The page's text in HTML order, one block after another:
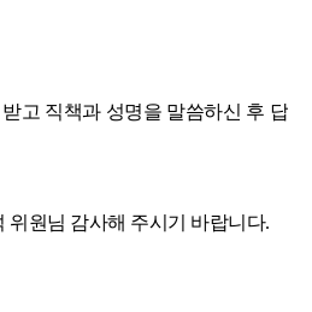
고 직책과 성명을 말씀하신 후 답
위원님 감사해 주시기 바랍니다.